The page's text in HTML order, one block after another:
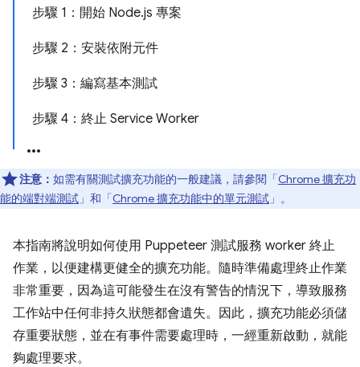
步驟 1：開始 Node.js 專案
步驟 2：安裝依附元件
步驟 3：編寫基本測試
步驟 4：終止 Service Worker
注意： 如需有關測試擴充功能的一般建議，請參閱「Chrome 擴充功
能的端對端測試 」和「Chrome 擴充功能中的單元測試 」。
本指南將說明如何使用 Puppeteer 測試服務 worker 終止
作業，以便建構更健全的擴充功能。隨時準備處理終止作業
非常重要，因為這可能發生在沒有警告的情況下，導致服務
工作站中任何非持久狀態都會遺失。因此，擴充功能必須儲
存重要狀態，並在有事件需要處理時，一經重新啟動，就能
夠處理要求。